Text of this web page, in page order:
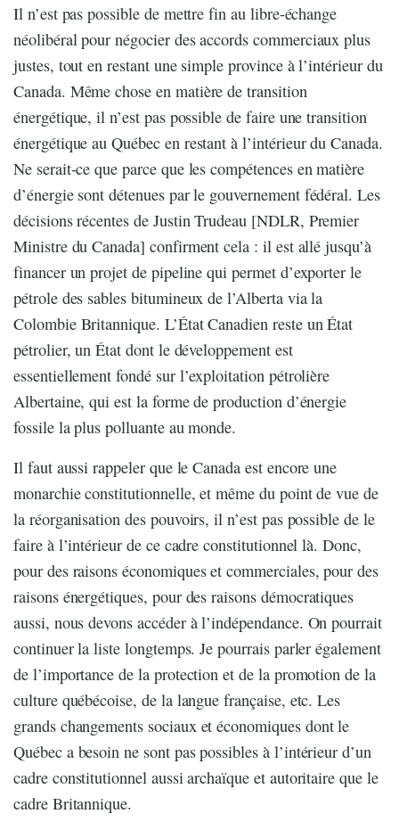
Il n’est pas possible de mettre fin au libre-échange
néolibéral pour négocier des accords commerciaux plus
justes, tout en restant une simple province à l’intérieur du
Canada. Même chose en matière de transition
énergétique, il n’est pas possible de faire une transition
énergétique au Québec en restant à l’intérieur du Canada.
Ne serait-ce que parce que les compétences en matière
d’énergie sont détenues par le gouvernement fédéral. Les
décisions récentes de Justin Trudeau [NDLR, Premier
Ministre du Canada] confirment cela : il est allé jusqu’à
financer un projet de pipeline qui permet d’exporter le
pétrole des sables bitumineux de l’Alberta via la
Colombie Britannique. L’État Canadien reste un État
pétrolier, un État dont le développement est
essentiellement fondé sur l’exploitation pétrolière
Albertaine, qui est la forme de production d’énergie
fossile la plus polluante au monde.
Il faut aussi rappeler que le Canada est encore une
monarchie constitutionnelle, et même du point de vue de
la réorganisation des pouvoirs, il n’est pas possible de le
faire à l’intérieur de ce cadre constitutionnel là. Donc,
pour des raisons économiques et commerciales, pour des
raisons énergétiques, pour des raisons démocratiques
aussi, nous devons accéder à l’indépendance. On pourrait
continuer la liste longtemps. Je pourrais parler également
de l’importance de la protection et de la promotion de la
culture québécoise, de la langue française, etc. Les
grands changements sociaux et économiques dont le
Québec a besoin ne sont pas possibles à l’intérieur d’un
cadre constitutionnel aussi archaïque et autoritaire que le
cadre Britannique.